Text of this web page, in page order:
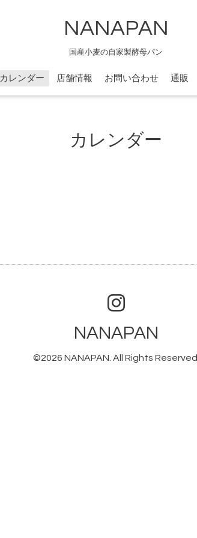
NANAPAN
国産小麦の自家製酵母パン
カレンダー 店舗情報 お問い合わせ 通販
カレンダー
NANAPAN
©2026 NANAPAN . All Rights Reserved.